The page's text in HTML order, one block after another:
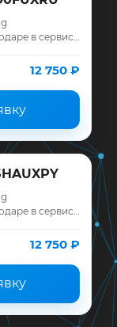
в сервисе
запчасти и
12 750 ₽
в сервисе
запчасти и
12 750 ₽